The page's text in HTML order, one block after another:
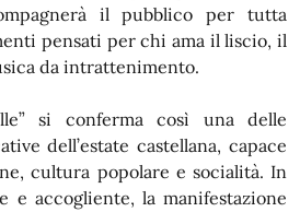
il pubblico per tutta
pensati per chi ama il liscio, il
da intrattenimento.
si conferma così una delle
dell’estate castellana, capace
cultura popolare e socialità. In
e accogliente, la manifestazione